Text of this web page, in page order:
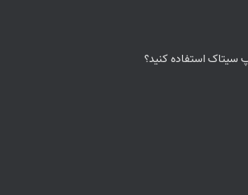
سیتاک استفاده کنید؟